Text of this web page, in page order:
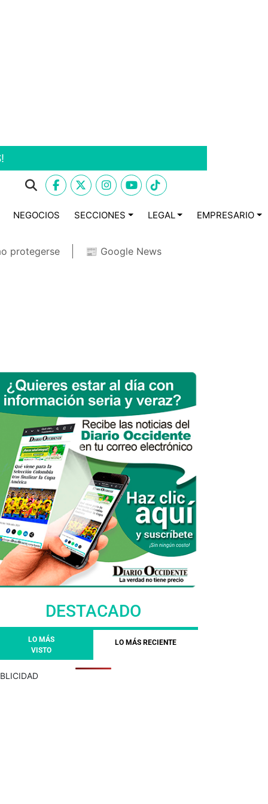
NEGOCIOS SECCIONES LEGAL EMPRESARIO
protegerse 📰 Google News
DESTACADO
LO MÁS
VISTO
LO MÁS RECIENTE